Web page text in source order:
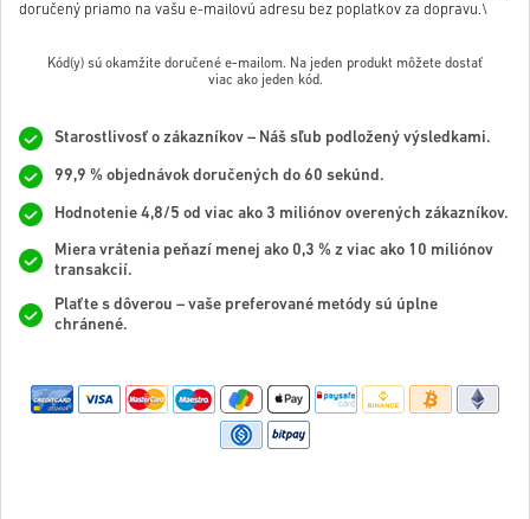
doručený priamo na vašu e-mailovú adresu bez poplatkov za dopravu.\
Kód(y) sú okamžite doručené e-mailom. Na jeden produkt môžete dostať
viac ako jeden kód.
Starostlivosť o zákazníkov – Náš sľub podložený výsledkami.
99,9 % objednávok doručených do 60 sekúnd.
Hodnotenie 4,8/5 od viac ako 3 miliónov overených zákazníkov.
Miera vrátenia peňazí menej ako 0,3 % z viac ako 10 miliónov
transakcií.
Plaťte s dôverou – vaše preferované metódy sú úplne
chránené.